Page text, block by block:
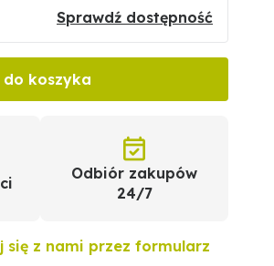
Sprawdź dostępność
do koszyka
Odbiór zakupów
24/7
się z nami przez formularz